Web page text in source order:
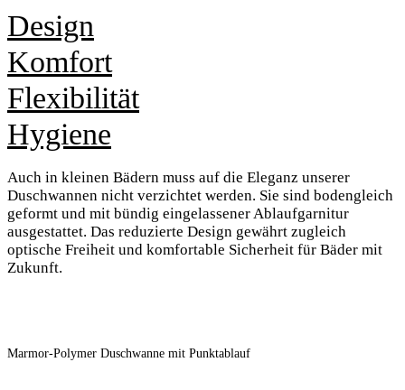
Design
Auch in kleinen Bädern muss auf die Eleganz unserer
Duschwannen nicht verzichtet werden. Sie sind bodengleich
geformt und mit bündig eingelassener Ablaufgarnitur
ausgestattet. Das reduzierte Design gewährt zugleich
optische Freiheit und komfortable Sicherheit für Bäder mit
Zukunft.
Komfort
Flexibilität
Hygiene
Marmor-Polymer Duschwanne mit Punktablauf